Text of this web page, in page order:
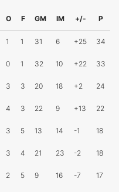
O F GM IM +/- P
1 1 31 6 +25 34
0 1 32 10 +22 33
3 3 20 18 +2 24
4 3 22 9 +13 22
3 5 13 14 -1 18
3 4 21 23 -2 18
2 5 9 16 -7 17